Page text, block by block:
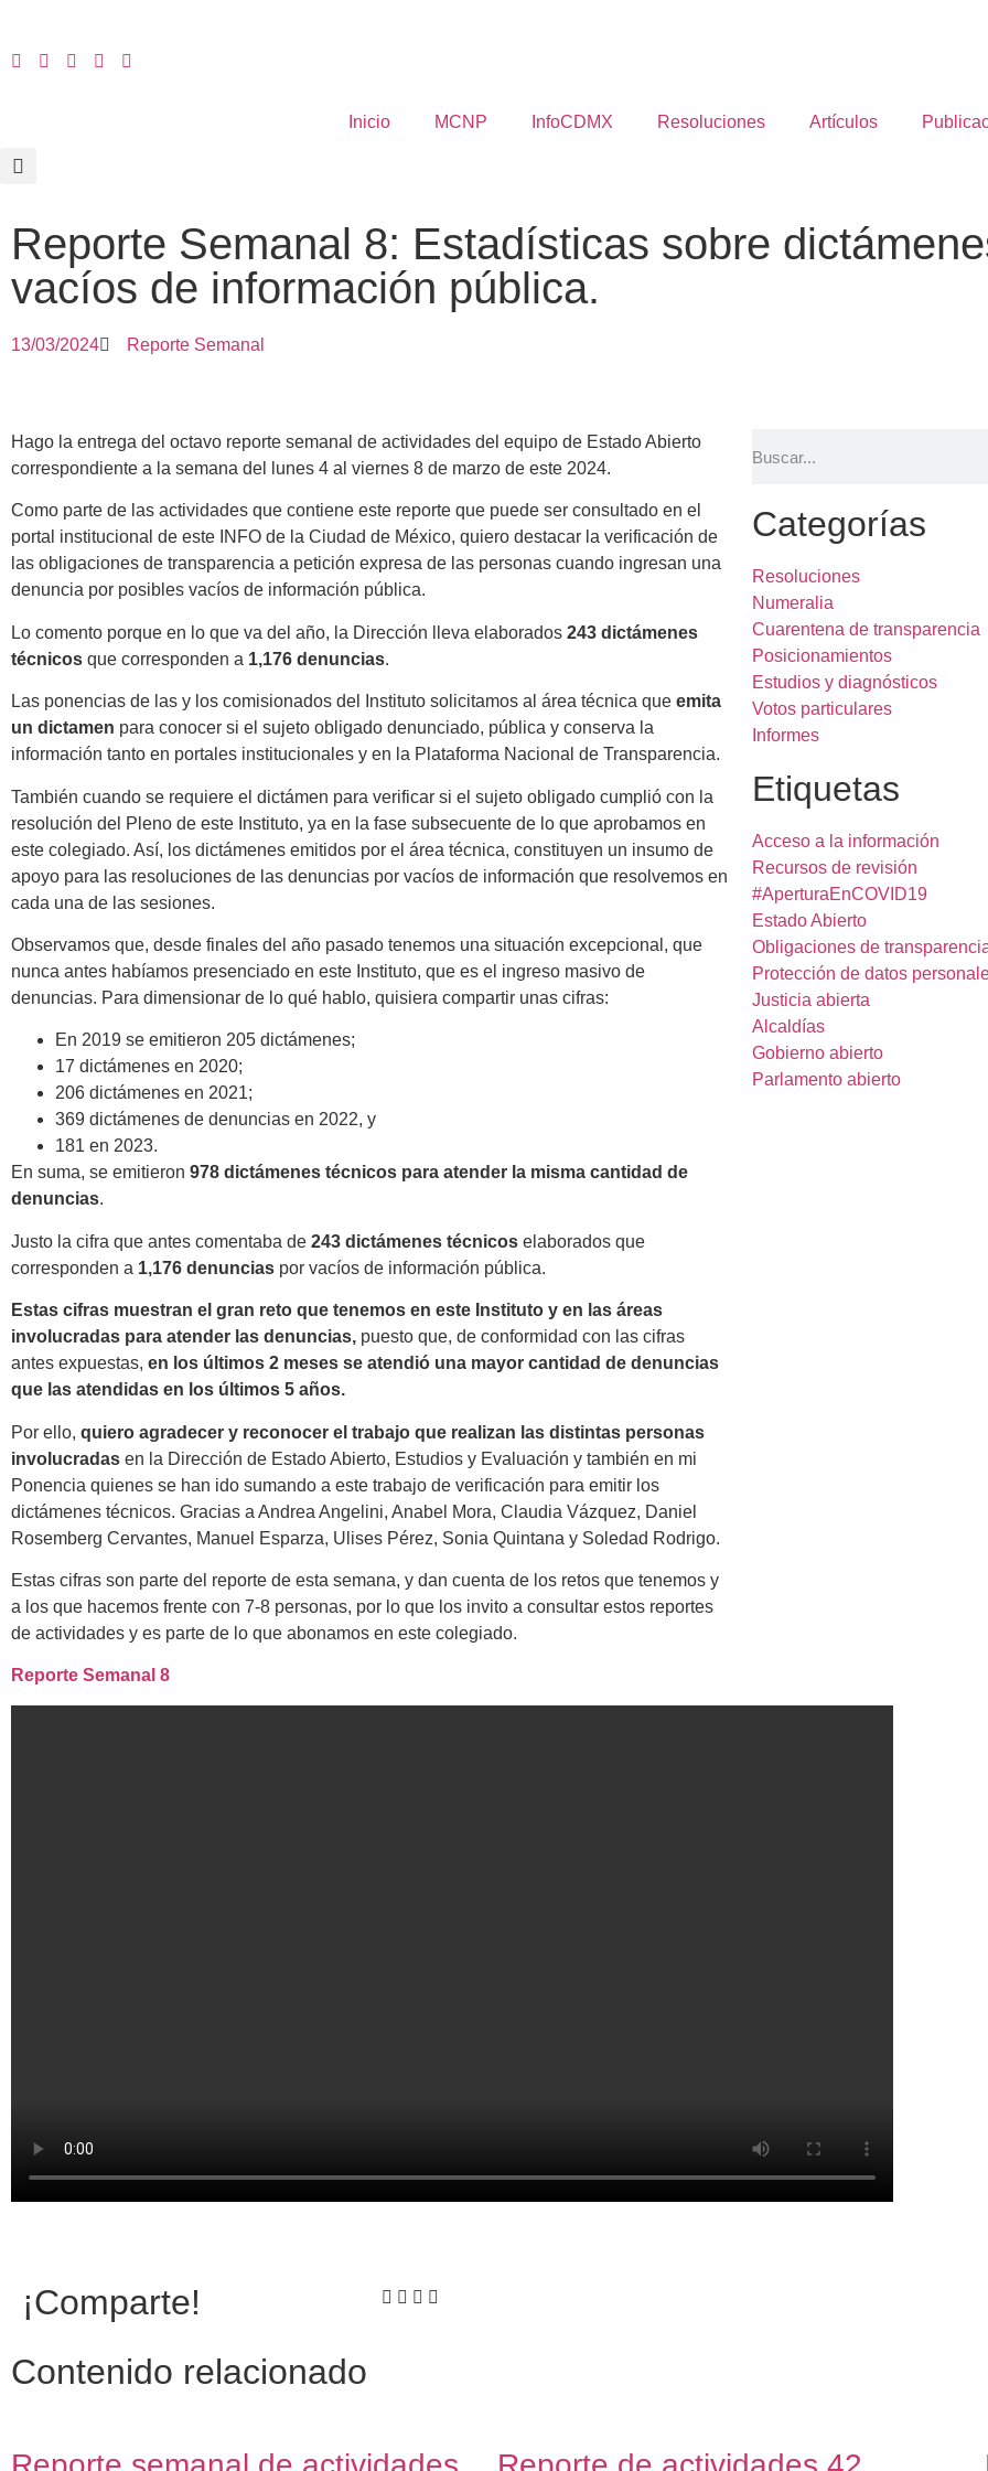
Inicio MCNP InfoCDMX Resoluciones Artículos
Reporte Semanal 8: Estadísticas sobre
vacíos de información pública.
13/03/2024 Reporte Semanal
Hago la entrega del octavo reporte semanal de actividades del equipo de Estado Abierto
correspondiente a la semana del lunes 4 al viernes 8 de marzo de este 2024.
Como parte de las actividades que contiene este reporte que puede ser consultado en el
portal institucional de este INFO de la Ciudad de México, quiero destacar la verificación de
las obligaciones de transparencia a petición expresa de las personas cuando ingresan una
denuncia por posibles vacíos de información pública.
Lo comento porque en lo que va del año, la Dirección lleva elaborados 243 dictámenes
técnicos que corresponden a 1,176 denuncias.
Las ponencias de las y los comisionados del Instituto solicitamos al área técnica que emita
un dictamen para conocer si el sujeto obligado denunciado, pública y conserva la
información tanto en portales institucionales y en la Plataforma Nacional de Transparencia.
También cuando se requiere el dictámen para verificar si el sujeto obligado cumplió con la
resolución del Pleno de este Instituto, ya en la fase subsecuente de lo que aprobamos en
este colegiado. Así, los dictámenes emitidos por el área técnica, constituyen un insumo de
apoyo para las resoluciones de las denuncias por vacíos de información que resolvemos en
cada una de las sesiones.
Observamos que, desde finales del año pasado tenemos una situación excepcional, que
nunca antes habíamos presenciado en este Instituto, que es el ingreso masivo de
denuncias. Para dimensionar de lo qué hablo, quisiera compartir unas cifras:
En 2019 se emitieron 205 dictámenes;
17 dictámenes en 2020;
206 dictámenes en 2021;
369 dictámenes de denuncias en 2022, y
181 en 2023.
En suma, se emitieron 978 dictámenes técnicos para atender la misma cantidad de
denuncias.
Justo la cifra que antes comentaba de 243 dictámenes técnicos elaborados que
corresponden a 1,176 denuncias por vacíos de información pública.
Estas cifras muestran el gran reto que tenemos en este Instituto y en las áreas
involucradas para atender las denuncias, puesto que, de conformidad con las cifras
antes expuestas, en los últimos 2 meses se atendió una mayor cantidad de denuncias
que las atendidas en los últimos 5 años.
Por ello, quiero agradecer y reconocer el trabajo que realizan las distintas personas
involucradas en la Dirección de Estado Abierto, Estudios y Evaluación y también en mi
Ponencia quienes se han ido sumando a este trabajo de verificación para emitir los
dictámenes técnicos. Gracias a Andrea Angelini, Anabel Mora, Claudia Vázquez, Daniel
Rosemberg Cervantes, Manuel Esparza, Ulises Pérez, Sonia Quintana y Soledad Rodrigo.
Estas cifras son parte del reporte de esta semana, y dan cuenta de los retos que tenemos y
a los que hacemos frente con 7-8 personas, por lo que los invito a consultar estos reportes
de actividades y es parte de lo que abonamos en este colegiado.
Reporte Semanal 8
¡Comparte!
Categorías
Resoluciones
Numeralia
Cuarentena de transparencia
Posicionamientos
Estudios y diagnósticos
Votos particulares
Informes
Etiquetas
Acceso a la información
Recursos de revisión
#AperturaEnCOVID19
Estado Abierto
Obligaciones de
Protección de datos
Justicia abierta
Alcaldías
Gobierno abierto
Parlamento abierto
Contenido relacionado